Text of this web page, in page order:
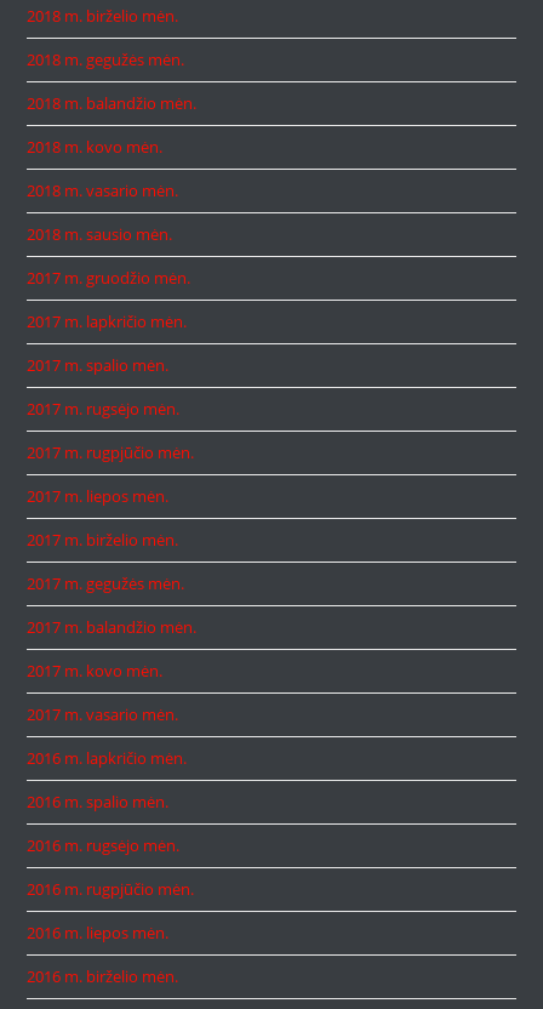
2018 m. birželio mėn.
2018 m. gegužės mėn.
2018 m. balandžio mėn.
2018 m. kovo mėn.
2018 m. vasario mėn.
2018 m. sausio mėn.
2017 m. gruodžio mėn.
2017 m. lapkričio mėn.
2017 m. spalio mėn.
2017 m. rugsėjo mėn.
2017 m. rugpjūčio mėn.
2017 m. liepos mėn.
2017 m. birželio mėn.
2017 m. gegužės mėn.
2017 m. balandžio mėn.
2017 m. kovo mėn.
2017 m. vasario mėn.
2016 m. lapkričio mėn.
2016 m. spalio mėn.
2016 m. rugsėjo mėn.
2016 m. rugpjūčio mėn.
2016 m. liepos mėn.
2016 m. birželio mėn.